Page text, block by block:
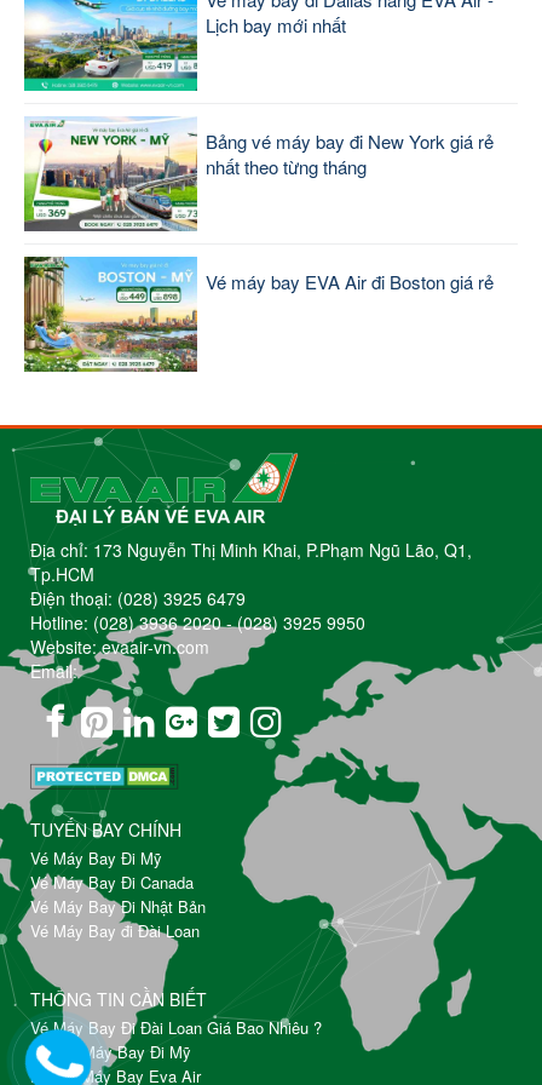
Lịch bay mới nhất
Bảng vé máy bay đi New York giá rẻ
nhất theo từng tháng
Vé máy bay EVA Air đi Boston giá rẻ
Địa chỉ: 173 Nguyễn Thị Minh Khai, P.Phạm Ngũ Lão, Q1,
Tp.HCM
Điện thoại: (028) 3925 6479
Hotline: (028) 3936 2020-(028) 3925 9950
Website: evaair-vn.com
Email:
TUYẾN BAY CHÍNH
Vé Máy Bay Đi Mỹ
Vé Máy Bay Đi Canada
Vé Máy Bay Đi Nhật Bản
Vé Máy Bay đi Đài Loan
THÔNG TIN CẦN BIẾT
Vé Máy Bay Đi Đài Loan Giá Bao Nhiêu ?
Đặt Vé Máy Bay Đi Mỹ
Đổi Vé Máy Bay Eva Air